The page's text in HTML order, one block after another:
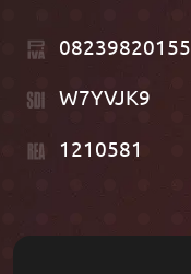
08239820155
W7YVJK9
1210581